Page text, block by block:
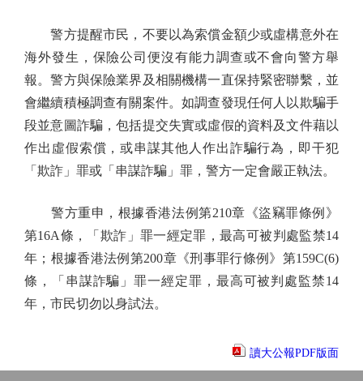
警方提醒市民，不要以為索償金額少或虛構意外在
海外發生，保險公司便沒有能力調查或不會向警方舉
報。警方與保險業界及相關機構一直保持緊密聯繫，並
會繼續積極調查有關案件。如調查發現任何人以欺騙手
段並意圖詐騙，包括提交失實或虛假的資料及文件藉以
作出虛假索償，或串謀其他人作出詐騙行為，即干犯
「欺詐」罪或「串謀詐騙」罪，警方一定會嚴正執法。
警方重申，根據香港法例第210章《盜竊罪條例》
第16A條，「欺詐」罪一經定罪，最高可被判處監禁14
年；根據香港法例第200章《刑事罪行條例》第159C(6)
條，「串謀詐騙」罪一經定罪，最高可被判處監禁14
年，市民切勿以身試法。
讀大公報PDF版面